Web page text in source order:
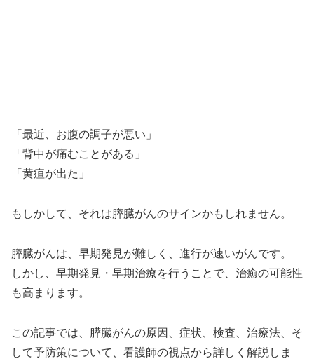
「最近、お腹の調子が悪い」
「背中が痛むことがある」
「黄疸が出た」
もしかして、それは膵臓がんのサインかもしれません。
膵臓がんは、早期発見が難しく、進行が速いがんです。
しかし、早期発見・早期治療を行うことで、治癒の可能性
も高まります。
この記事では、膵臓がんの原因、症状、検査、治療法、そ
して予防策について、看護師の視点から詳しく解説しま